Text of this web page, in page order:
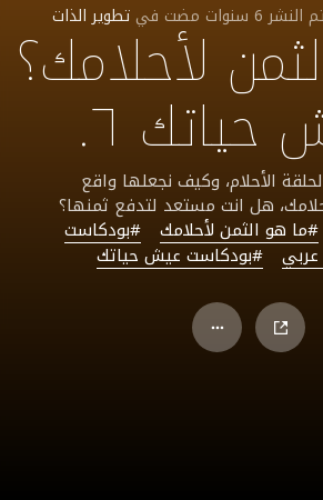
النشر6 سنوات مضت فيتطوير الذات
لأحلامك؟
٦.
الأحلام، وكيف نجعلها واقع
هل انت مستعد لتدفع ثمنها؟
#ما هو الثمن لأحلامك
#بودكاست
#بودكاست عيش حياتك